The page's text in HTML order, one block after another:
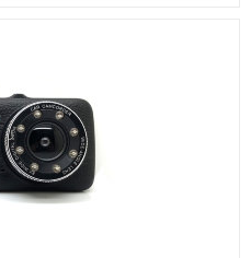
а кабель
к задним ходовым
при включении задней
огни и вместе с ними
При активации камеры
автоматически